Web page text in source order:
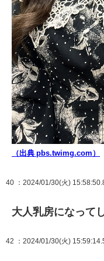
（出典 pbs.twimg.com）
40 ：2024/01/30(火)
大人乳房になって
42 ：2024/01/30(火)